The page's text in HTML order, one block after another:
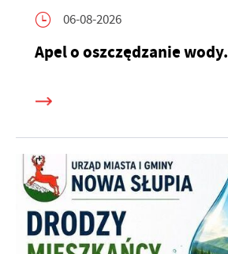
06-08-2026
Apel o oszczędzanie wody.